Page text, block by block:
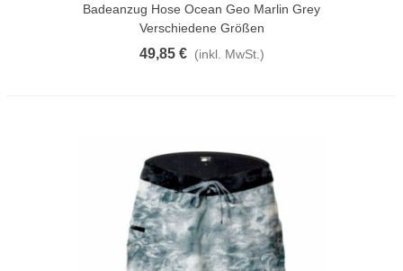
Badeanzug Hose Ocean Geo Marlin Grey
Verschiedene Größen
49,85 € (inkl. MwSt.)